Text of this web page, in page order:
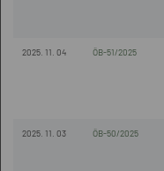
2025. 11. 04 ÖB-51/2025
2025. 11. 03 ÖB-50/2025